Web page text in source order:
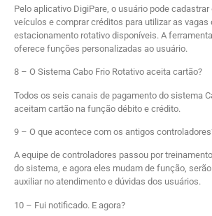
Pelo aplicativo DigiPare, o usuário pode
veículos e comprar créditos para utilizar as vagas
estacionamento rotativo disponíveis. A
oferece funções personalizadas ao usuário.
8 – O Sistema Cabo Frio Rotativo aceita cartão?
Todos os seis canais de pagamento do sistema
aceitam cartão na função débito e crédito.
9 – O que acontece com os antigos
A equipe de controladores passou por
do sistema, e agora eles mudam de função,
auxiliar no atendimento e dúvidas dos usuários.
10 – Fui notificado. E agora?